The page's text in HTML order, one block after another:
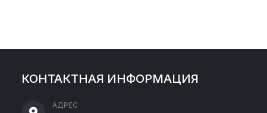
КОНТАКТНАЯ ИНФОРМАЦИЯ
АДРЕС